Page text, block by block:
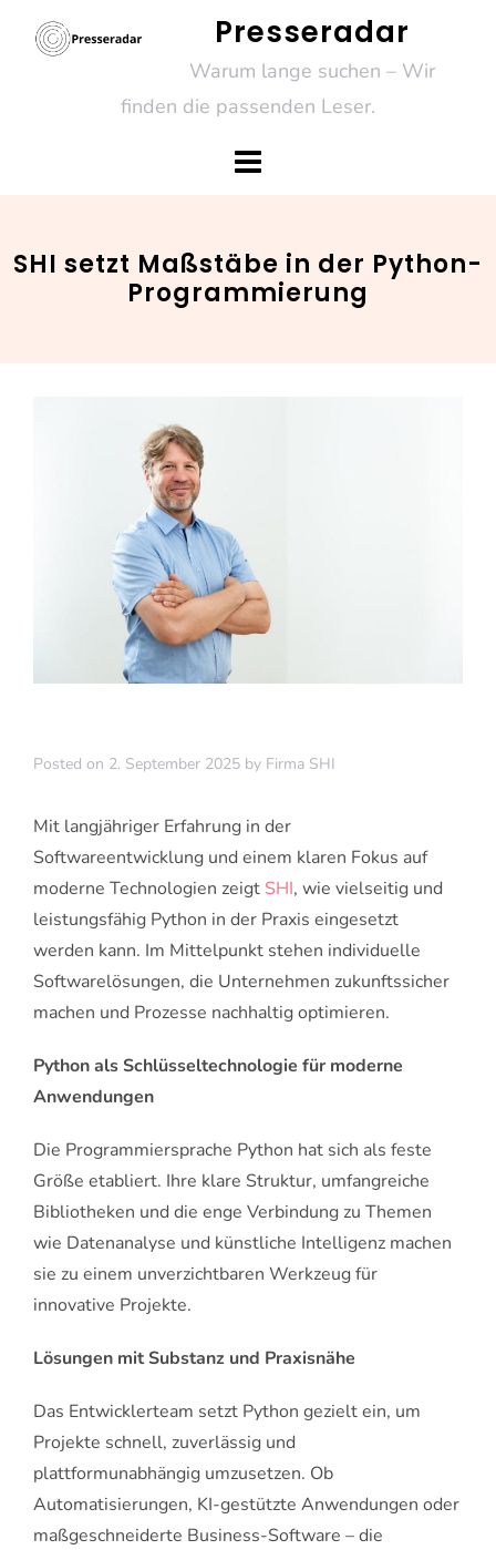
Presseradar
Warum lange suchen – Wir
finden die passenden Leser.
SHI setzt Maßstäbe in der Python-
Programmierung
Posted on 2. September 2025 by Firma SHI
Mit langjähriger Erfahrung in der
Softwareentwicklung und einem klaren Fokus auf
moderne Technologien zeigt SHI, wie vielseitig und
leistungsfähig Python in der Praxis eingesetzt
werden kann. Im Mittelpunkt stehen individuelle
Softwarelösungen, die Unternehmen zukunftssicher
machen und Prozesse nachhaltig optimieren.
Python als Schlüsseltechnologie für moderne
Anwendungen
Die Programmiersprache Python hat sich als feste
Größe etabliert. Ihre klare Struktur, umfangreiche
Bibliotheken und die enge Verbindung zu Themen
wie Datenanalyse und künstliche Intelligenz machen
sie zu einem unverzichtbaren Werkzeug für
innovative Projekte.
Lösungen mit Substanz und Praxisnähe
Das Entwicklerteam setzt Python gezielt ein, um
Projekte schnell, zuverlässig und
plattformunabhängig umzusetzen. Ob
Automatisierungen, KI-gestützte Anwendungen oder
maßgeschneiderte Business-Software – die